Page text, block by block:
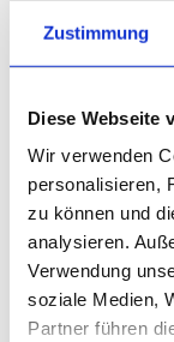
Zustimmung
Diese Webseite
Wir verwenden
personalisieren,
zu können und
analysieren.
Verwendung
soziale Medien,
Partner führen
22. AUGUST 2025